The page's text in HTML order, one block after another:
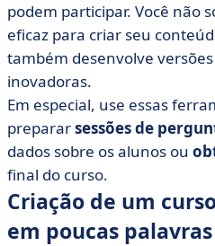
podem participar. Você não
eficaz para criar seu
também desenvolve
inovadoras.
Em especial, use essas
prepararsessões de
dados sobre os alunos ou
final do curso.
Criação de um
em poucas palavras